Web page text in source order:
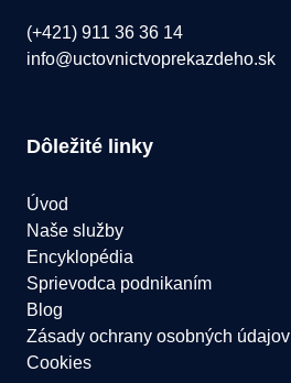
(+421) 911 36 36 14
info@uctovnictvoprekazdeho.sk
Dôležité linky
Úvod
Naše služby
Encyklopédia
Sprievodca podnikaním
Blog
Zásady ochrany osobných údajov
Cookies